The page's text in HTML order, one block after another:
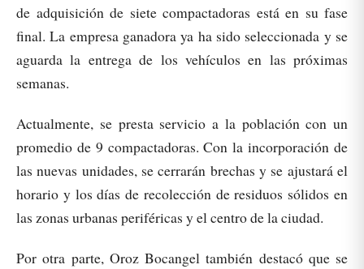
de adquisición de siete compactadoras está en su fase
final. La empresa ganadora ya ha sido seleccionada y se
aguarda la entrega de los vehículos en las próximas
semanas.
Actualmente, se presta servicio a la población con un
promedio de 9 compactadoras. Con la incorporación de
las nuevas unidades, se cerrarán brechas y se ajustará el
horario y los días de recolección de residuos sólidos en
las zonas urbanas periféricas y el centro de la ciudad.
Por otra parte, Oroz Bocangel también destacó que se